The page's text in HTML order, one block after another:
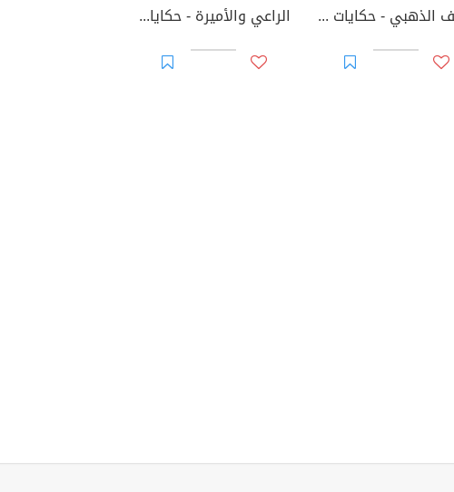
الخف الذهبي - حكايات شعبية من صربيا الراعي والأميرة - حكايات شعبية من صربيا